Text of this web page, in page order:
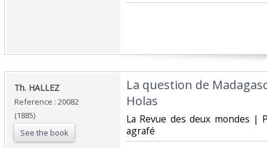
‎Th. HALLEZ‎
Reference : 20082
(1885)
See the book
‎La question de
Holas‎
‎La Revue des deux mondes
agrafé‎